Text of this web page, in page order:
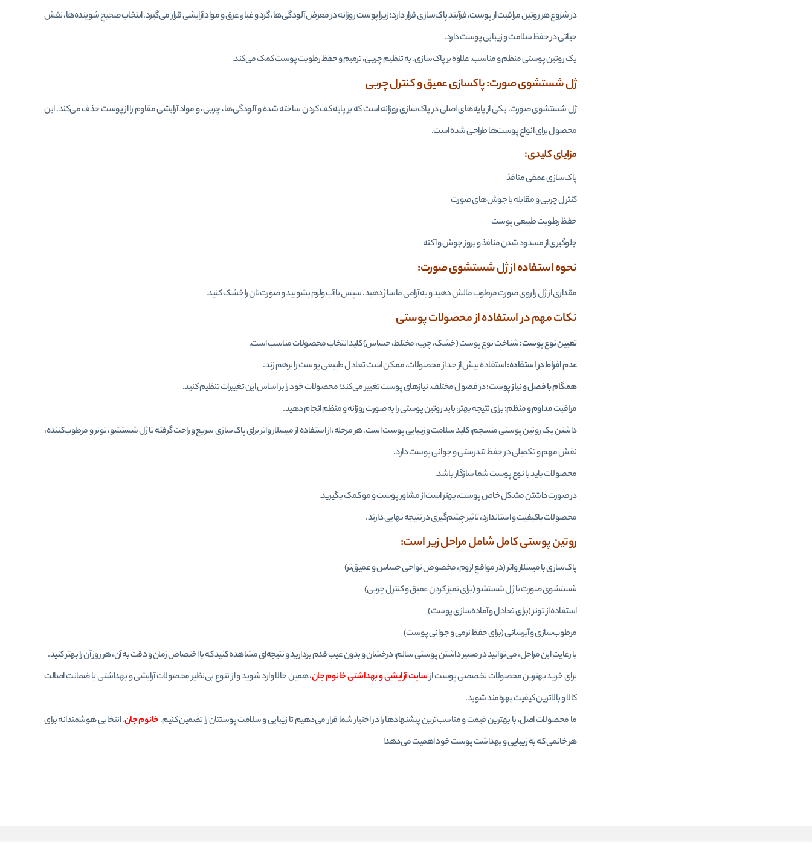
در شروع هر روتین مراقبت از پوست، فرآیند پاک‌سازی قرار دارد؛ زیرا پوست روزانه در معرض آلودگی‌ها، گرد و غبار، عرق و مواد آرایشی قرار می‌گیرد. انتخاب صحیح شوینده‌ها، نقش
حیاتی در حفظ سلامت و زیبایی پوست دارد.
یک روتین پوستی منظم و مناسب، علاوه بر پاک‌سازی، به تنظیم چربی، ترمیم و حفظ رطوبت پوست کمک می‌کند.
ژل شستشوی صورت: پاکسازی عمیق و کنترل چربی
ژل شستشوی صورت، یکی از پایه‌های اصلی در پاک‌سازی روزانه است که بر پایه کف کردن ساخته شده و آلودگی‌ها، چربی، و مواد آرایشی مقاوم را از پوست حذف می‌کند. این
محصول برای انواع پوست‌ها طراحی شده است.
مزایای کلیدی:
پاک‌سازی عمقی منافذ
کنترل چربی و مقابله با جوش‌های صورت
حفظ رطوبت طبیعی پوست
جلوگیری از مسدود شدن منافذ و بروز جوش و آکنه
نحوه استفاده از ژل شستشوی صورت:
مقداری از ژل را روی صورت مرطوب مالش دهید و به آرامی ماساژ دهید. سپس با آب ولرم بشویید و صورت‌تان را خشک کنید.
نکات مهم در استفاده از محصولات پوستی
تعیین نوع پوست:شناخت نوع پوست (خشک، چرب، مختلط، حساس) کلید انتخاب محصولات مناسب است.
عدم افراط در استفاده:استفاده بیش از حد از محصولات، ممکن است تعادل طبیعی پوست را برهم زند.
همگام با فصل و نیاز پوست:در فصول مختلف، نیازهای پوست تغییر می‌کند؛ محصولات خود را بر اساس این تغییرات تنظیم کنید.
مراقبت مداوم و منظم:برای نتیجه بهتر، باید روتین پوستی را به صورت روزانه و منظم انجام دهید.
داشتن یک روتین پوستی منسجم، کلید سلامت و زیبایی پوست است. هر مرحله، از استفاده از میسلار واتر برای پاک‌سازی سریع و راحت گرفته تا ژل شستشو، تونر و مرطوب‌کننده،
نقش مهم و تکمیلی در حفظ تندرستی و جوانی پوست دارد.
محصولات باید با نوع پوست شما سازگار باشد.
در صورت داشتن مشکل خاص پوست، بهتر است از مشاور پوست و مو کمک بگیرید.
محصولات باکیفیت و استاندارد، تاثیر چشم‌گیری در نتیجه نهایی دارند.
روتین پوستی کامل شامل مراحل زیر است:
پاک‌سازی با میسلار واتر (در مواقع لزوم، مخصوص نواحی حساس و عمیق‌تر)
شستشوی صورت با ژل شستشو (برای تمیز کردن عمیق و کنترل چربی)
استفاده از تونر (برای تعادل و آماده‌سازی پوست)
مرطوب‌سازی و آبرسانی (برای حفظ نرمی و جوانی پوست)
با رعایت این مراحل، می‌توانید در مسیر داشتن پوستی سالم، درخشان و بدون عیب قدم بردارید و نتیجه‌ای مشاهده کنید که با اختصاص زمان و دقت به آن، هر روز آن را بهتر کنید.
برای خرید بهترین محصولات تخصصی پوست ازسایت آرایشی و بهداشتی خانوم جان، همین حالا وارد شوید و از تنوع بی‌نظیر محصولات آرایشی و بهداشتی با ضمانت اصالت
کالا و بالاترین کیفیت بهره‌مند شوید.
ما محصولات اصل، با بهترین قیمت و مناسب‌ترین پیشنهادها را در اختیار شما قرار می‌دهیم تا زیبایی و سلامت پوستتان را تضمین کنیم.خانوم جان، انتخابی هوشمندانه برای
هر خانمی که به زیبایی و بهداشت پوست خود اهمیت می‌دهد!